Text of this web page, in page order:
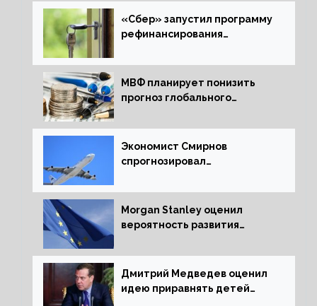
«Сбер» запустил программу
рефинансирования
МВФ планирует понизить
прогноз глобального
следующем отчете
Экономист Смирнов
спрогнозировал
России
Morgan Stanley оценил
вероятность развития
Дмитрий Медведев оценил
идею приравнять детей